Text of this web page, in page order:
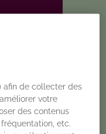
afin de collecter des
votre
des contenus
etc.